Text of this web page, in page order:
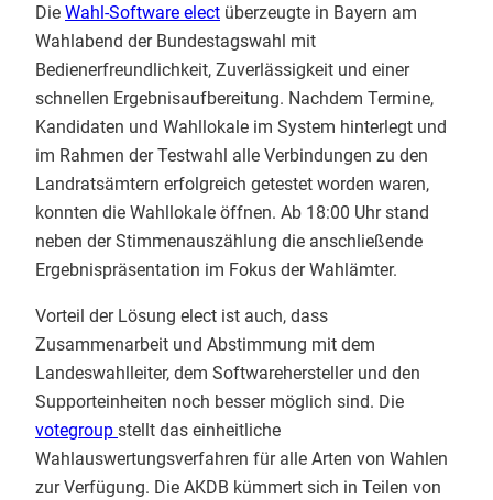
Die Wahl-Software elect überzeugte in Bayern am
Wahlabend der Bundestagswahl mit
Bedienerfreundlichkeit, Zuverlässigkeit und einer
schnellen Ergebnisaufbereitung. Nachdem Termine,
Kandidaten und Wahllokale im System hinterlegt und
im Rahmen der Testwahl alle Verbindungen zu den
Landratsämtern erfolgreich getestet worden waren,
konnten die Wahllokale öffnen. Ab 18:00 Uhr stand
neben der Stimmenauszählung die anschließende
Ergebnispräsentation im Fokus der Wahlämter.
Vorteil der Lösung elect ist auch, dass
Zusammenarbeit und Abstimmung mit dem
Landeswahlleiter, dem Softwarehersteller und den
Supporteinheiten noch besser möglich sind. Die
votegroup stellt das einheitliche
Wahlauswertungsverfahren für alle Arten von Wahlen
zur Verfügung. Die AKDB kümmert sich in Teilen von